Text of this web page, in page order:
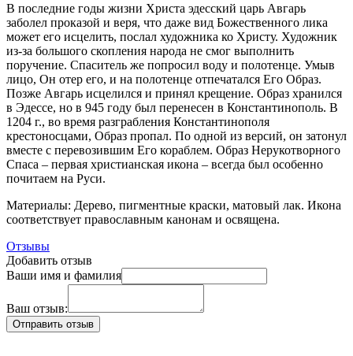
В последние годы жизни Христа эдесский царь Авгарь
заболел проказой и веря, что даже вид Божественного лика
может его исцелить, послал художника ко Христу. Художник
из-за большого скопления народа не смог выполнить
поручение. Спаситель же попросил воду и полотенце. Умыв
лицо, Он отер его, и на полотенце отпечатался Его Образ.
Позже Авгарь исцелился и принял крещение. Образ хранился
в Эдессе, но в 945 году был перенесен в Константинополь. В
1204 г., во время разграбления Константинополя
крестоносцами, Образ пропал. По одной из версий, он затонул
вместе с перевозившим Его кораблем. Образ Нерукотворного
Спаса – первая христианская икона – всегда был особенно
почитаем на Руси.
Материалы: Дерево, пигментные краски, матовый лак. Икона
соответствует православным канонам и освящена.
Отзывы
Добавить отзыв
Ваши имя и фамилия
Ваш отзыв: